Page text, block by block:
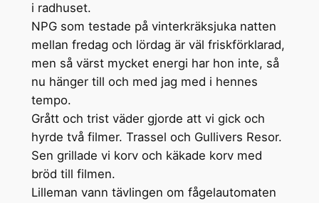
i radhuset.
NPG som testade på vinterkräksjuka natten
mellan fredag och lördag är väl friskförklarad,
men så värst mycket energi har hon inte, så
nu hänger till och med jag med i hennes
tempo.
Grått och trist väder gjorde att vi gick och
hyrde två filmer. Trassel och Gullivers Resor.
Sen grillade vi korv och käkade korv med
bröd till filmen.
Lilleman vann tävlingen om fågelautomaten